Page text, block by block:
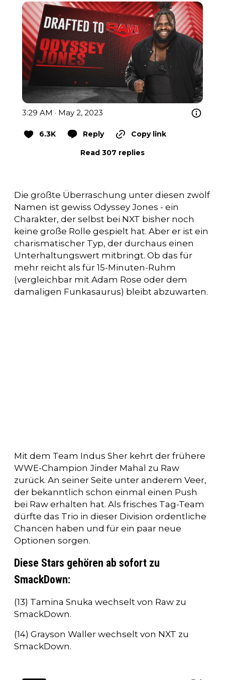
3:29 AM · May 2, 2023
6.3K Reply Copy link
Read 307 replies
Die größte Überraschung unter diesen zwölf
Namen ist gewiss Odyssey Jones - ein
Charakter, der selbst bei NXT bisher noch
keine große Rolle gespielt hat. Aber er ist ein
charismatischer Typ, der durchaus einen
Unterhaltungswert mitbringt. Ob das für
mehr reicht als für 15-Minuten-Ruhm
(vergleichbar mit Adam Rose oder dem
damaligen Funkasaurus) bleibt abzuwarten.
Mit dem Team Indus Sher kehrt der frühere
WWE-Champion Jinder Mahal zu Raw
zurück. An seiner Seite unter anderem Veer,
der bekanntlich schon einmal einen Push
bei Raw erhalten hat. Als frisches Tag-Team
dürfte das Trio in dieser Division ordentliche
Chancen haben und für ein paar neue
Optionen sorgen.
Diese Stars gehören ab sofort zu
SmackDown:
(13) Tamina Snuka wechselt von Raw zu
SmackDown.
(14) Grayson Waller wechselt von NXT zu
SmackDown.